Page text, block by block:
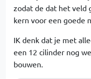
zodat de dat het veld
kern voor een goede
IK denk dat je met
een 12 cilinder nog
bouwen.